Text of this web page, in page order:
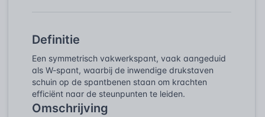
Definitie
Een symmetrisch vakwerkspant, vaak aangeduid
als W-spant, waarbij de inwendige drukstaven
schuin op de spantbenen staan om krachten
efficiënt naar de steunpunten te leiden.
Omschrijving